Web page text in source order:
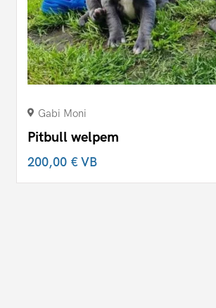
Gabi Moni
Pitbull welpem
200,00 €VB